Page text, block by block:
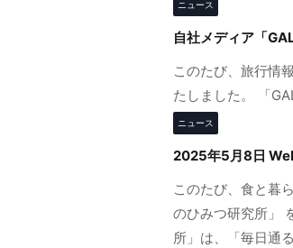
ニュース
自社メディア「
このたび、旅行情
たしました。 「
ニュース
2025年5月8日
このたび、食と暮
のひみつ研究所」
所」は、「毎日通